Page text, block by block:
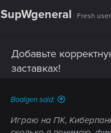
i
:
SupWgeneral Fresh user
Добавьте
заставках!
Boalgen said:
Играю на ПК, Киберпанк